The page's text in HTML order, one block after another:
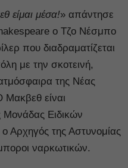
είμαι μέσα!» απάντησε
ο Τζο Νέσμπο
που διαδραματίζεται
με την σκοτεινή,
της Νέας
Μακβεθ είναι
Μονάδας Ειδικών
Αρχηγός της Αστυνομίας
ναρκωτικών.